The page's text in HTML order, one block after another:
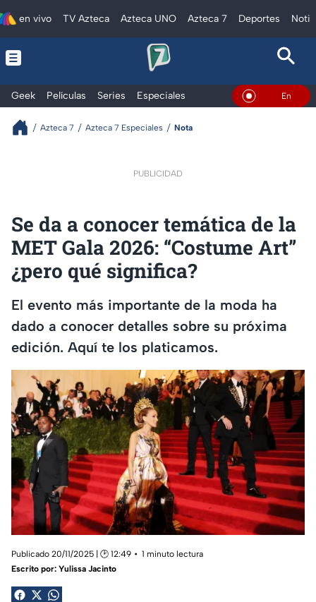
en vivo TV Azteca Azteca UNO Azteca 7 Deportes
Geek Películas Series Especiales En Vivo
Azteca 7 Azteca 7 Especiales Nota
PUBLICIDAD
Se da a conocer temática de la
MET Gala 2026: “Costume Art”
¿pero qué significa?
El evento más importante de la moda ha
dado a conocer detalles sobre su próxima
edición. Aquí te los platicamos.
Publicado 20/11/2025 | 🕑 12:49
1 minuto lectura
Escrito por: Yulissa Jacinto